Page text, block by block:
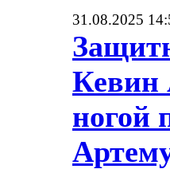
31.08.2025
Кевин
ногой